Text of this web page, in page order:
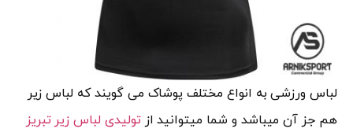
لباس ورزشی به انواع مختلف پوشاک می گویند که لباس زیر
هم جز آن میباشد و شما میتوانید ازتولیدی لباس زیر تبریز